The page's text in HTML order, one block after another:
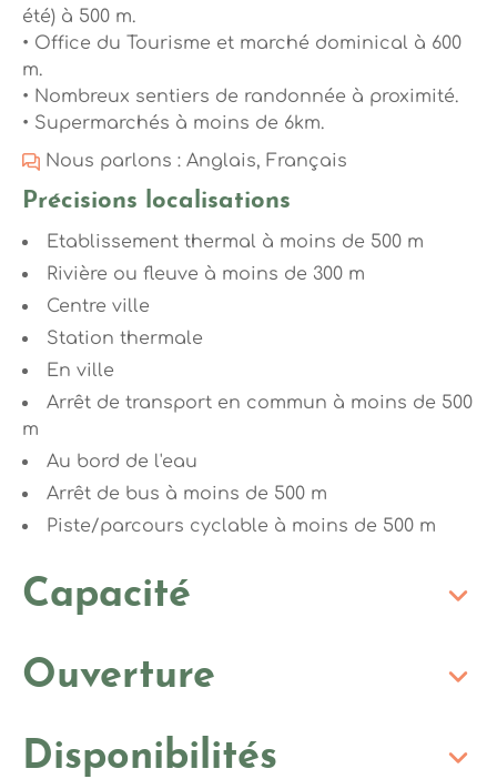
été) à 500 m.
• Office du Tourisme et marché dominical à 600
m.
• Nombreux sentiers de randonnée à proximité.
• Supermarchés à moins de 6km.
Nous parlons : Anglais, Français
Précisions localisations
Etablissement thermal à moins de 500 m
Rivière ou fleuve à moins de 300 m
Centre ville
Station thermale
En ville
Arrêt de transport en commun à moins de 500
m
Au bord de l'eau
Arrêt de bus à moins de 500 m
Piste/parcours cyclable à moins de 500 m
Capacité
Ouverture
Disponibilités